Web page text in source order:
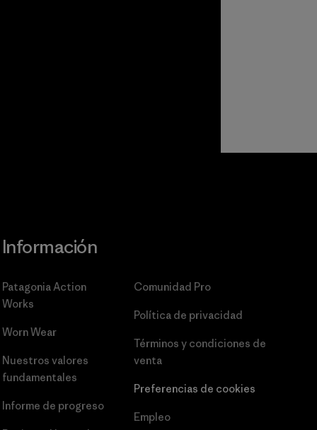
Información
Patagonia Action
Works
Worn Wear
Nuestros valores
fundamentales
Informe de progreso
Comunidad Pro
Política de privacidad
Términos y condiciones de
venta
Preferencias de cookies
Empleo